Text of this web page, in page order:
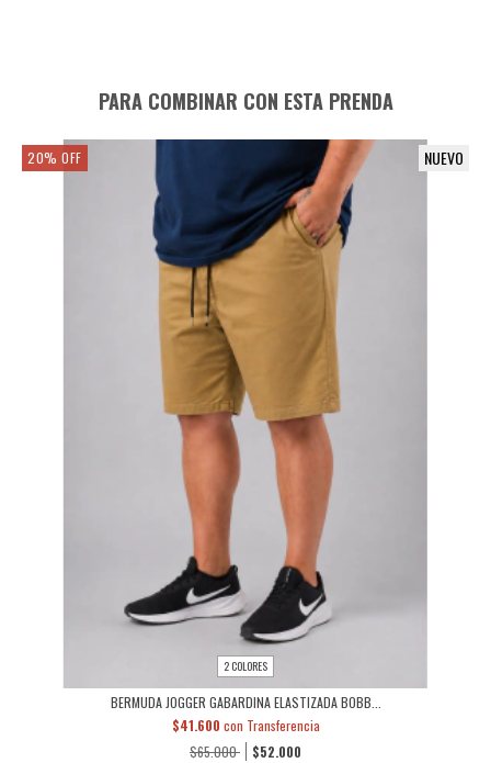
PARA COMBINAR CON ESTA PRENDA
20% OFF NUEVO
2 COLORES
BERMUDA JOGGER GABARDINA ELASTIZADA BOBB...
$65.000 $52.000
$41.600 con Transferencia